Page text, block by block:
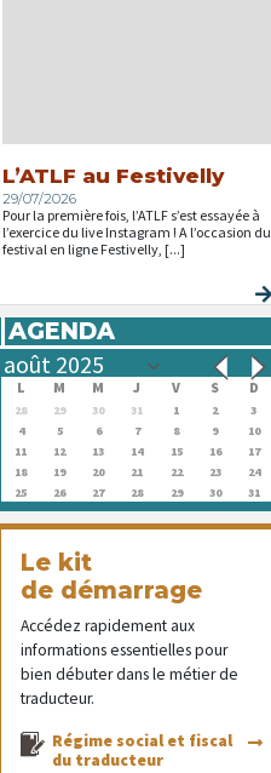
L’ATLF au Festivelly
29/07/2026
Pour la première fois, l’ATLF s’est essayée à
l’exercice du live Instagram ! A l’occasion du
festival en ligne Festivelly, [...]
AGENDA
L M M J V S D
28 29 30 31 1 2
3
4
5 6 7 8 9
10
11
12 13 14 15 16
17
18
19 20 21 22 23
24
25
26 27 28 29 30 31
Le kit
de démarrage
Accédez rapidement aux
informations essentielles pour
bien débuter dans le métier de
traducteur.
Régime social et fiscal
du traducteur